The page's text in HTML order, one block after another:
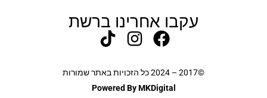
עקבו אחרינו ברשת
©2017 – 2024 כל הזכויות באתר שמורות
Powered By MKDigital